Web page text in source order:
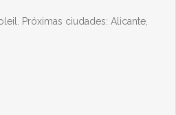
Próximas ciudades: Alicante,